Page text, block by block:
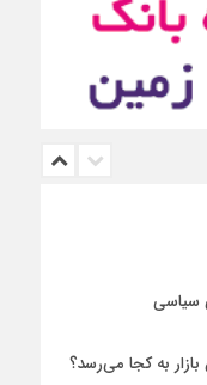
سیاسی
به کجا می‌رسد؟